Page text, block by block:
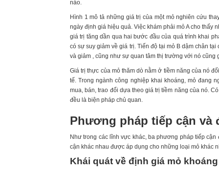
nào.
Hình 1 mô tả những giá trị của một mỏ nghiên cứu
ngày định giá hiệu quả. Việc khám phải mỏ A cho thấy
giá trị tăng dần qua hai bước đầu của quá trình khai
có sự suy giảm về giá trị. Tiến độ tại mỏ B dậm chân
và giảm , cũng như sự quan tâm thị trường với nó cũng
Giá trị thực của mỏ thăm dò nằm ở tiềm năng của nó
tế. Trong ngành công nghiệp khai khoáng, mỏ đang
mua, bán, trao đổi dựa theo giá trị tiềm năng của nó.
đều là biện pháp chủ quan.
Phương pháp tiếp cận và
Như trong các lĩnh vực khác, ba phương pháp tiếp
cận khác nhau được áp dụng cho những loại mỏ khác
Khái quát về định giá mỏ